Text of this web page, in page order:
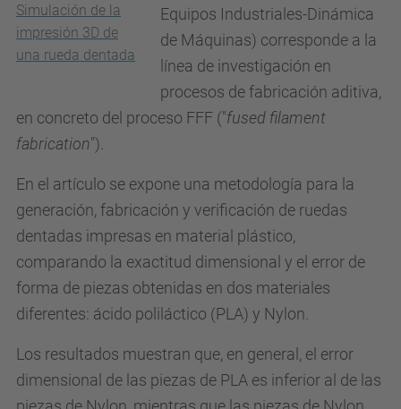
Simulación de la
impresión 3D de
una rueda dentada
Equipos Industriales-Dinámica
de Máquinas) corresponde a la
línea de investigación en
procesos de fabricación aditiva,
en concreto del proceso FFF ("fused filament
fabrication").
En el artículo se expone una metodología para la
generación, fabricación y verificación de ruedas
dentadas impresas en material plástico,
comparando la exactitud dimensional y el error de
forma de piezas obtenidas en dos materiales
diferentes: ácido poliláctico (PLA) y Nylon.
Los resultados muestran que, en general, el error
dimensional de las piezas de PLA es inferior al de las